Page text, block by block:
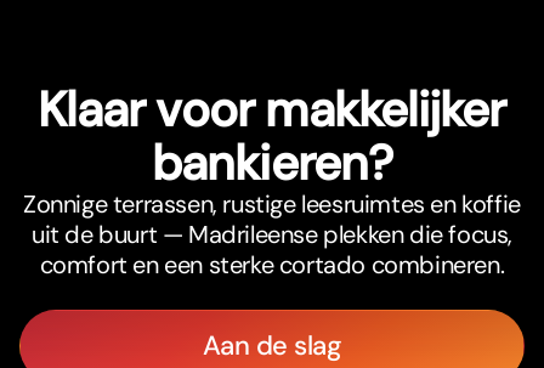
Klaar voor makkelijker
bankieren?
Zonnige terrassen, rustige leesruimtes en koffie
uit de buurt — Madrileense plekken die focus,
comfort en een sterke cortado combineren.
Aan de slag